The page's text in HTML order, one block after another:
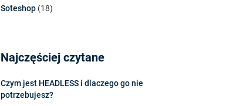
Soteshop(18)
Najczęściej czytane
Czym jest HEADLESS i dlaczego go nie
potrzebujesz?